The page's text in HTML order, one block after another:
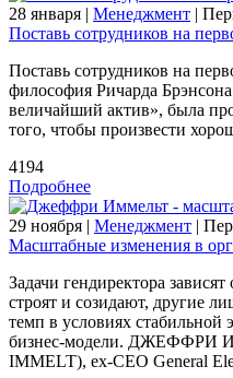
28 января | Менеджмент |
Поставь сотрудников на
Поставь сотрудников на
философия Ричарда
величайший актив», была
того, чтобы произвести
4194
Подробнее
29 ноября | Менеджмент |
Масштабные изменения в
Задачи гендиректора
строят и созидают, другие
темп в условиях
бизнес-модели. ДЖЕФФРИ
IMMELT), ех-CEO General